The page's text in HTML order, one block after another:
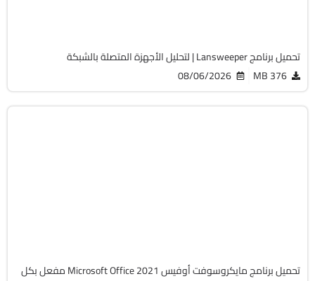
تحميل برنامج Lansweeper | لتحليل الأجهزة المتصلة بالشبكة
376 MB
08/06/2026
تحميل برنامج مايكروسوفت أوفيس Microsoft Office 2021 مفعل بكل